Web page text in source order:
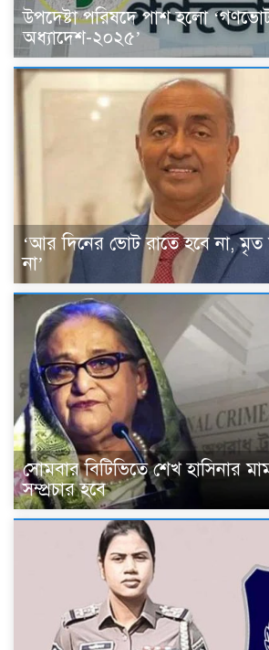
উপদেষ্টা পরিষদে পাশ হলো
অধ্যাদেশ-২০২৫’
‘আর দিনের ভোট রাতে হবে না, মৃত
না’
সোমবার বিটিভিতে শেখ হাসিনার
সম্প্রচার হবে